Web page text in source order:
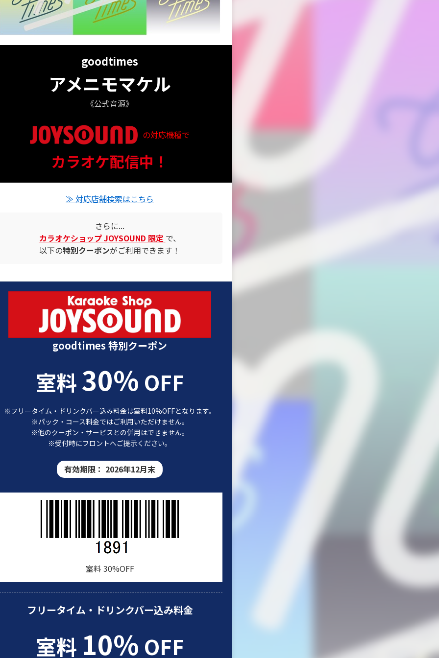
goodtimes
アメニモマケル
《公式音源》
の対応機種で
カラオケ配信中！
応店舗とクーポン情報≫ 対応店舗検索はこちら
さらに...
カラオケショップ JOYSOUND 限定 で、
以下の特別クーポンがご利用できます！
ラオケショップ JOYSOUND 特別クーポン
goodtimes 特別クーポン
室料30% OFF
※フリータイム・ドリンクバー込み料金は室料10%OFFとなります。
※パック・コース料金ではご利用いただけません。
※他のクーポン・サービスとの併用はできません。
※受付時にフロントへご提示ください。
有効期限： 2026年12月末
室料 30%OFF
フリータイム・ドリンクバー込み料金
室料 10% OFF